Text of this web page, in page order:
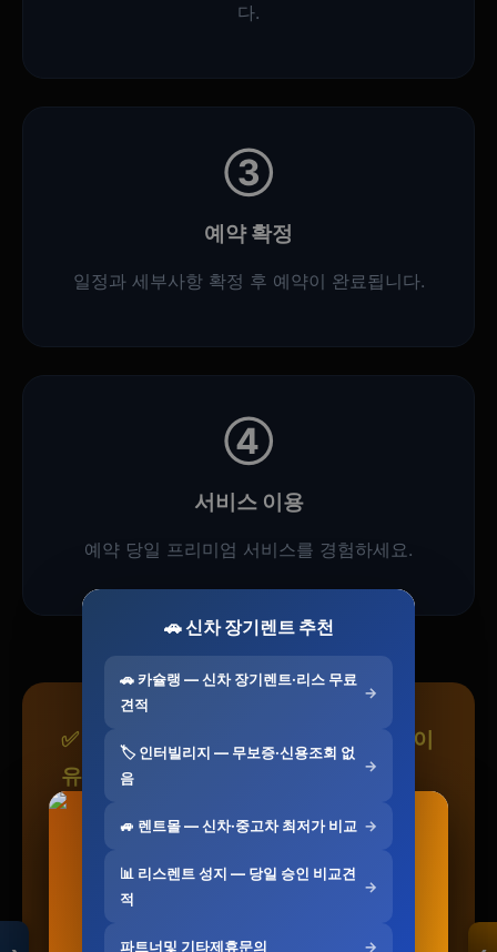
다.
③
예약 확정
일정과 세부사항 확정 후 예약이 완료됩니다.
④
서비스 이용
예약 당일 프리미엄 서비스를 경험하세요.
✅ 전북특별자치도 전국콜을 선택하는 이
유
전국 네트워크:
전북특별자치도 포함 전국 16
개 광역시·도 직영 서비스
검증된 파트너:엄격한 심사를 통과한 프리미
🚗 신차 장기렌트 추천
🚗 카슐랭 — 신차 장기렌트·리스 무료
견적
→
🏷️ 인터빌리지 — 무보증·신용조회 없
음
→
🚙 렌트몰 — 신차·중고차 최저가 비교 →
📊 리스렌트 성지 — 당일 승인 비교견
적
→
파트너및 기타제휴문의 →
두부혁명 먼지없는 고양이 두부모래 슬림입자
2.5kg x 5개입
삼성 비스포크 AI냉장고 4도어 902L 1등급
RM70F90M1ZD…